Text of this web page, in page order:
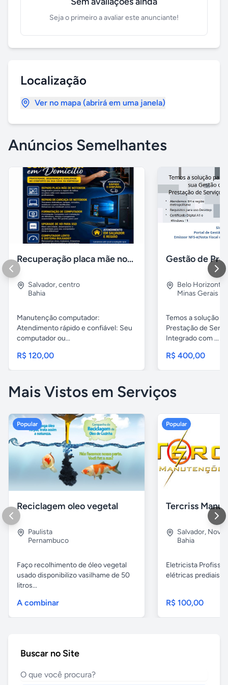
Seja o primeiro a avaliar este anunciante!
Localização
Ver no mapa (abrirá em uma janela)
Anúncios Semelhantes
Recuperação placa mãe notebook, Instalação de windows
Salvador,centro
Bahia
Manutenção computador:
Atendimento rápido e confiável: Seu
computador ou...
R$ 120,00
Belo Horizonte
Minas Gerais
Temos a solução
Prestação de
Integrado com ...
R$ 400,00
Mais Vistos em Serviços
Popular
Reciclagem oleo vegetal
Paulista
Pernambuco
Faço recolhimento de óleo vegetal
usado disponibilizo vasilhame de 50
litros...
A combinar
Popular
Salvador, Nova
Bahia
Eletricista
elétricas prediais e
R$ 100,00
Buscar no Site